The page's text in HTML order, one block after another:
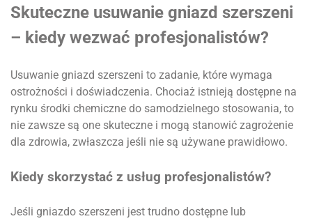
Skuteczne usuwanie gniazd szerszeni
– kiedy wezwać profesjonalistów?
Usuwanie gniazd szerszeni to zadanie, które wymaga
ostrożności i doświadczenia. Chociaż istnieją dostępne na
rynku środki chemiczne do samodzielnego stosowania, to
nie zawsze są one skuteczne i mogą stanowić zagrożenie
dla zdrowia, zwłaszcza jeśli nie są używane prawidłowo.
Kiedy skorzystać z usług profesjonalistów?
Jeśli gniazdo szerszeni jest trudno dostępne lub